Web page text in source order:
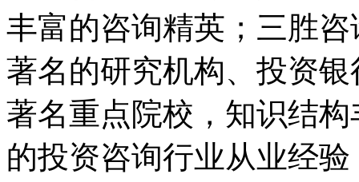
丰富的咨询精英；三胜
著名的研究机构、投资
著名重点院校，知识结
的投资咨询行业从业经